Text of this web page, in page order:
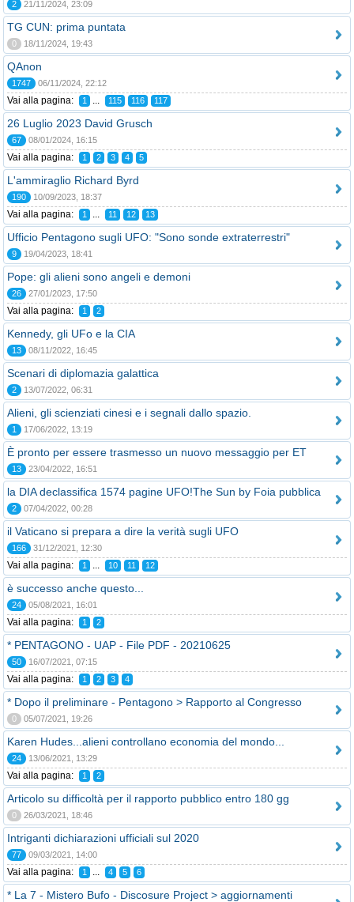
2 21/11/2024, 23:09
TG CUN: prima puntata
0 18/11/2024, 19:43
QAnon
1747 06/11/2024, 22:12
Vai alla pagina: 1 ... 115 116 117
26 Luglio 2023 David Grusch
67 08/01/2024, 16:15
Vai alla pagina: 1 2 3 4 5
L'ammiraglio Richard Byrd
190 10/09/2023, 18:37
Vai alla pagina: 1 ... 11 12 13
Ufficio Pentagono sugli UFO: "Sono sonde extraterrestri"
9 19/04/2023, 18:41
Pope: gli alieni sono angeli e demoni
26 27/01/2023, 17:50
Vai alla pagina: 1 2
Kennedy, gli UFo e la CIA
13 08/11/2022, 16:45
Scenari di diplomazia galattica
2 13/07/2022, 06:31
Alieni, gli scienziati cinesi e i segnali dallo spazio.
1 17/06/2022, 13:19
È pronto per essere trasmesso un nuovo messaggio per ET
13 23/04/2022, 16:51
la DIA declassifica 1574 pagine UFO!The Sun by Foia pubblica
2 07/04/2022, 00:28
il Vaticano si prepara a dire la verità sugli UFO
166 31/12/2021, 12:30
Vai alla pagina: 1 ... 10 11 12
è successo anche questo...
24 05/08/2021, 16:01
Vai alla pagina: 1 2
* PENTAGONO - UAP - File PDF - 20210625
50 16/07/2021, 07:15
Vai alla pagina: 1 2 3 4
* Dopo il preliminare - Pentagono > Rapporto al Congresso
0 05/07/2021, 19:26
Karen Hudes...alieni controllano economia del mondo...
24 13/06/2021, 13:29
Vai alla pagina: 1 2
Articolo su difficoltà per il rapporto pubblico entro 180 gg
0 26/03/2021, 18:46
Intriganti dichiarazioni ufficiali sul 2020
77 09/03/2021, 14:00
Vai alla pagina: 1 ... 4 5 6
* La 7 - Mistero Bufo - Discosure Project > aggiornamenti